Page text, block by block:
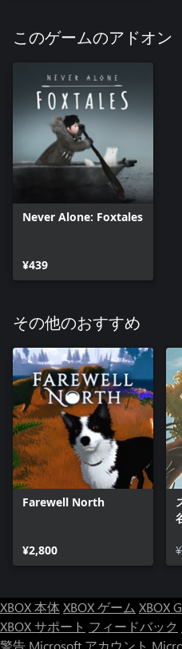
このゲームのアドオン
Never Alone: Foxtales
¥439
その他のおすすめ
Farewell North
¥2,800
XBOX 本体XBOX ゲーム XBOX
XBOX サポート フィードバック
警告 Microsoft アカウント